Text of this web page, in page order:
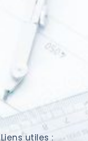
Liens utiles :